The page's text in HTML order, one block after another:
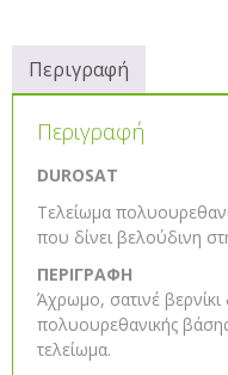
Περιγραφή
Περιγραφή
DUROSAT
Tελείωμα
που δίνει βελούδινη
ΠΕΡΙΓΡΑΦΗ
Άχρωμο, σατινέ
πολυουρεθανικής
τελείωμα.